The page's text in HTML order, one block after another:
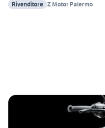
Rivenditore Z Motor Palermo